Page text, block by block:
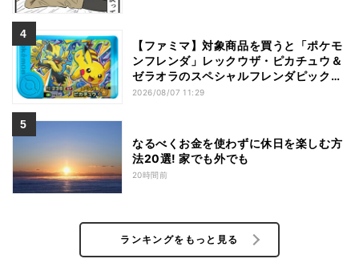
【ファミマ】対象商品を買うと「ポケモ
ンフレンダ」レックウザ・ピカチュウ＆
ゼラオラのスペシャルフレンダピックが
もらえるキャンペーン
2026/08/07 11:29
なるべくお金を使わずに休日を楽しむ方
法20選! 家でも外でも
20時間前
ランキングをもっと見る